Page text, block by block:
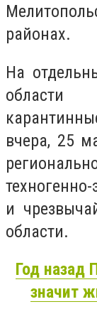
районах.
На
области
вчера, 25
и
области.
Год назад
значит